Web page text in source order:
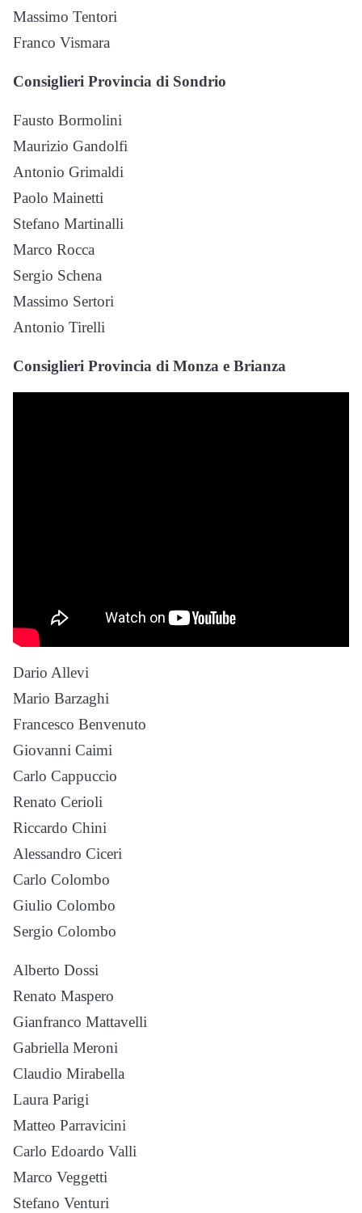
Massimo Tentori
Franco Vismara
Consiglieri Provincia di Sondrio
Fausto Bormolini
Maurizio Gandolfi
Antonio Grimaldi
Paolo Mainetti
Stefano Martinalli
Marco Rocca
Sergio Schena
Massimo Sertori
Antonio Tirelli
Consiglieri Provincia di Monza e Brianza
Dario Allevi
Mario Barzaghi
Francesco Benvenuto
Giovanni Caimi
Carlo Cappuccio
Renato Cerioli
Riccardo Chini
Alessandro Ciceri
Carlo Colombo
Giulio Colombo
Sergio Colombo
Alberto Dossi
Renato Maspero
Gianfranco Mattavelli
Gabriella Meroni
Claudio Mirabella
Laura Parigi
Matteo Parravicini
Carlo Edoardo Valli
Marco Veggetti
Stefano Venturi